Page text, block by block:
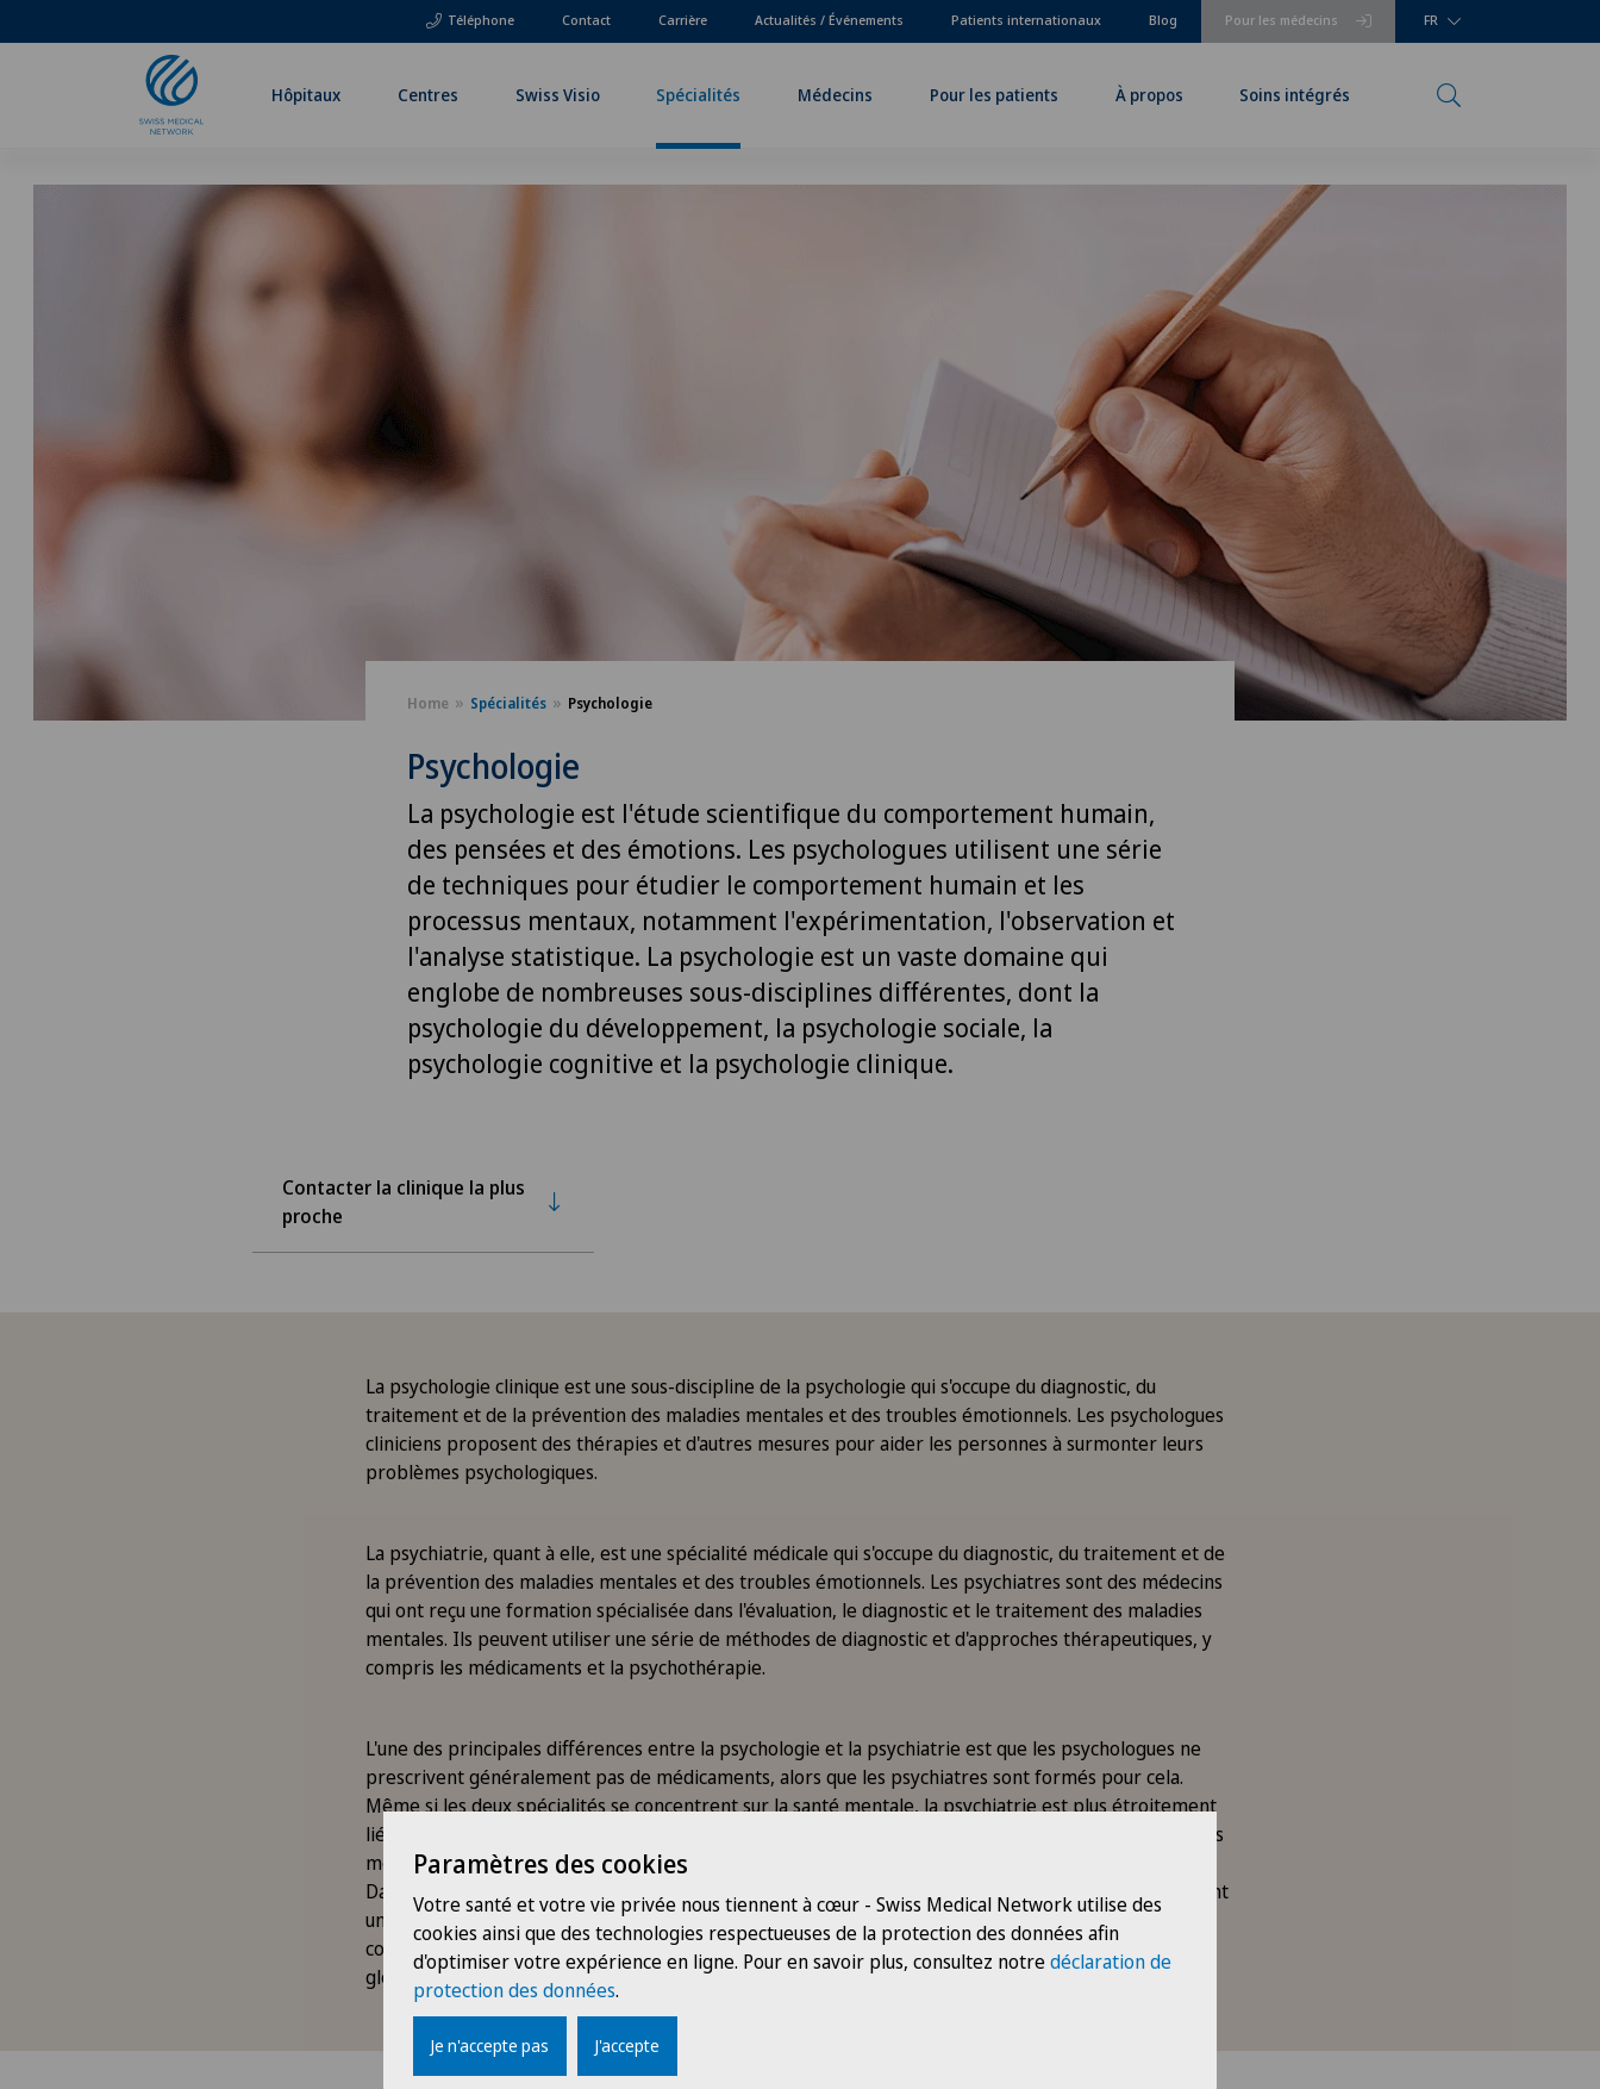
Téléphone Pour les médecins
Contact Carrière Actualités / Événements Patients internationaux Blog FR
Hôpitaux Centres Swiss Visio Spécialités Médecins Pour les patients À propos Soins intégrés
Home Spécialités Psychologie
Psychologie
La psychologie est l'étude scientifique du comportement humain,
des pensées et des émotions. Les psychologues utilisent une série
de techniques pour étudier le comportement humain et les
processus mentaux, notamment l'expérimentation, l'observation et
l'analyse statistique. La psychologie est un vaste domaine qui
englobe de nombreuses sous-disciplines différentes, dont la
psychologie du développement, la psychologie sociale, la
psychologie cognitive et la psychologie clinique.
Contacter la clinique la plus
proche
La psychologie clinique est une sous-discipline de la psychologie qui s'occupe du diagnostic, du
traitement et de la prévention des maladies mentales et des troubles émotionnels. Les psychologues
cliniciens proposent des thérapies et d'autres mesures pour aider les personnes à surmonter leurs
problèmes psychologiques.
La psychiatrie, quant à elle, est une spécialité médicale qui s'occupe du diagnostic, du traitement et de
la prévention des maladies mentales et des troubles émotionnels. Les psychiatres sont des médecins
qui ont reçu une formation spécialisée dans l'évaluation, le diagnostic et le traitement des maladies
mentales. Ils peuvent utiliser une série de méthodes de diagnostic et d'approches thérapeutiques, y
compris les médicaments et la psychothérapie.
L'une des principales différences entre la psychologie et la psychiatrie est que les psychologues ne
prescrivent généralement pas de médicaments, alors que les psychiatres sont formés pour cela.
Même si les deux spécialités se concentrent sur la santé mentale, la psychiatrie est plus étroitement
liée à la médecine et met davantage l'accent sur l'utilisation de médicaments et d'autres interventions
médicales.
Dans l'ensemble, la psychologie et la psychiatrie sont toutes deux des domaines importants qui jouent
un rôle crucial dans l'obtention et le maintien d'une bonne santé mentale. Les deux disciplines
collaborent souvent, les psychologues et les psychiatres assurant ensemble une prise en charge
globale des personnes souffrant de problèmes de santé mentale.
Paramètres des cookies
Votre santé et votre vie privée nous tiennent à cœur - Swiss Medical Network utilise des
cookies ainsi que des technologies respectueuses de la protection des données afin
d'optimiser votre expérience en ligne. Pour en savoir plus, consultez notredéclaration de
protection des données.
Je n'accepte pas J'accepte